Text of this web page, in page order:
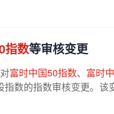
指数等审核变更
富时中国50指数、 富时
数的指数审核变更。